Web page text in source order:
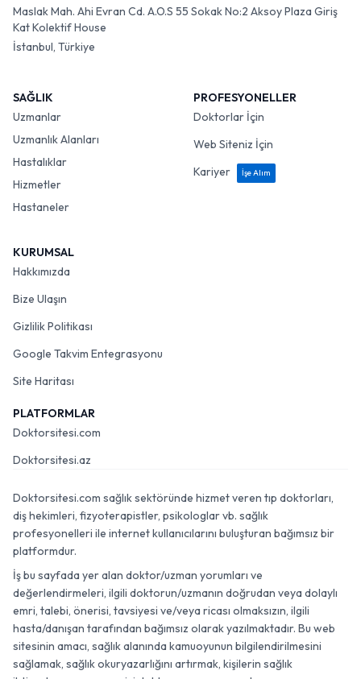
Maslak Mah. Ahi Evran Cd. A.O.S 55 Sokak No:2 Aksoy Plaza Giriş
Kat Kolektif House
İstanbul, Türkiye
SAĞLIK
Uzmanlar
Uzmanlık Alanları
Hastalıklar
Hizmetler
Hastaneler
PROFESYONELLER
Doktorlar İçin
Web Siteniz İçin
Kariyer
İşe Alım
KURUMSAL
Hakkımızda
Bize Ulaşın
Gizlilik Politikası
Google Takvim Entegrasyonu
Site Haritası
PLATFORMLAR
Doktorsitesi.com
Doktorsitesi.az
Doktorsitesi.com sağlık sektöründe hizmet veren tıp doktorları,
diş hekimleri, fizyoterapistler, psikologlar vb. sağlık
profesyonelleri ile internet kullanıcılarını buluşturan bağımsız bir
platformdur.
İş bu sayfada yer alan doktor/uzman yorumları ve
değerlendirmeleri, ilgili doktorun/uzmanın doğrudan veya dolaylı
emri, talebi, önerisi, tavsiyesi ve/veya ricası olmaksızın, ilgili
hasta/danışan tarafından bağımsız olarak yazılmaktadır. Bu web
sitesinin amacı, sağlık alanında kamuoyunun bilgilendirilmesini
sağlamak, sağlık okuryazarlığını artırmak, kişilerin sağlık